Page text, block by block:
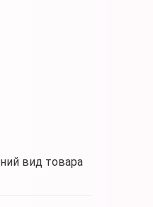
вид товара